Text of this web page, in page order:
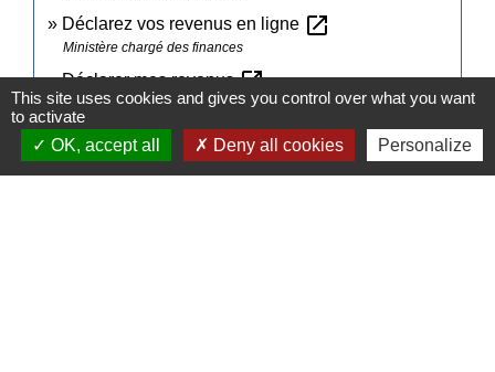
Déclarez vos revenus en ligne open_in_new
Ministère chargé des finances
Déclarer mes revenusopen_in_new
Ministère chargé des finances
Signaler une erreur sur cette page
This site uses cookies and gives you control over what you want
to activate
OK, accept all
Deny all cookies Personalize